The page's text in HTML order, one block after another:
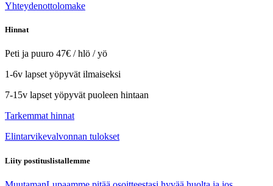
Yhteydenottolomake
Hinnat
Peti ja puuro 47€ / hlö / yö
1-6v lapset yöpyvät ilmaiseksi
7-15v lapset yöpyvät puoleen hintaan
Tarkemmat hinnat
Elintarvikevalvonnan tulokset
Liity postituslistallemme